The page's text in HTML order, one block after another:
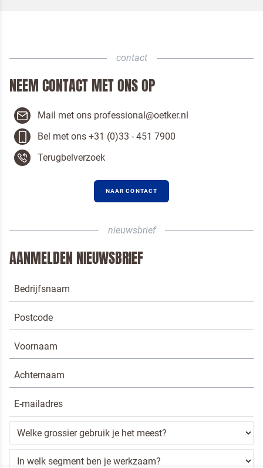
contact
NEEM CONTACT MET ONS OP
Mail met ons professional@oetker.nl
Bel met ons +31 (0)33 - 451 7900
Terugbelverzoek
NAAR CONTACT
nieuwsbrief
AANMELDEN NIEUWSBRIEF